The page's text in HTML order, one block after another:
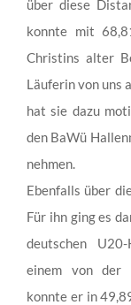
über diese
konnte mit
Christins alter
Läuferin von uns
hat sie dazu
den BaWü
nehmen.
Ebenfalls über
Für ihn ging es
deutschen
einem von der
konnte er in